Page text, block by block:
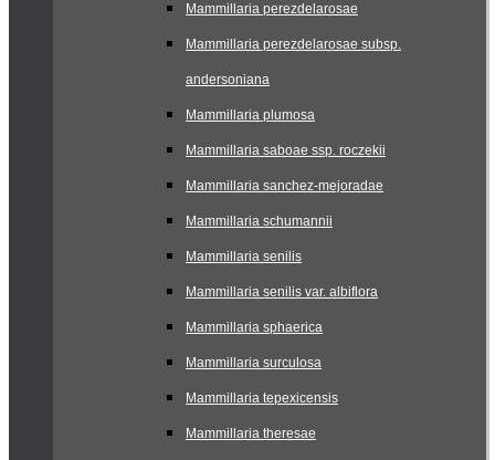
Mammillaria perezdelarosae
Mammillaria perezdelarosae subsp.
andersoniana
Mammillaria plumosa
Mammillaria saboae ssp. roczekii
Mammillaria sanchez-mejoradae
Mammillaria schumannii
Mammillaria senilis
Mammillaria senilis var. albiflora
Mammillaria sphaerica
Mammillaria surculosa
Mammillaria tepexicensis
Mammillaria theresae